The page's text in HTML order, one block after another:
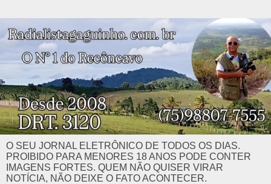
O SEU JORNAL ELETRÔNICO DE TODOS OS DIAS.
PROIBIDO PARA MENORES 18 ANOS PODE CONTER
IMAGENS FORTES. QUEM NÃO QUISER VIRAR
NOTÍCIA, NÃO DEIXE O FATO ACONTECER.